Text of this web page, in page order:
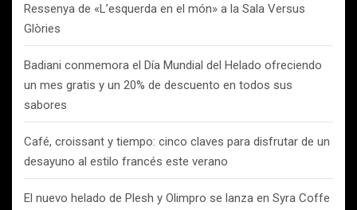
Ressenya de «L’esquerda en el món» a la Sala Versus
Glòries
Badiani conmemora el Día Mundial del Helado ofreciendo
un mes gratis y un 20% de descuento en todos sus
sabores
Café, croissant y tiempo: cinco claves para disfrutar de un
desayuno al estilo francés este verano
El nuevo helado de Plesh y Olimpro se lanza en Syra Coffe